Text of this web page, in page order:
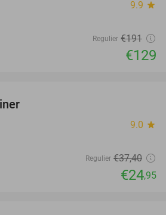
9.9 star
Regulier €191
€129
9.0 star
Regulier €37,40
€24,95